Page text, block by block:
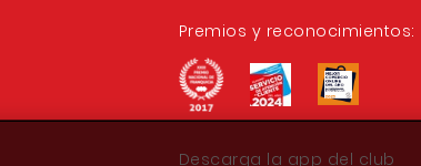
Premios y reconocimientos:
Descarga la app del club